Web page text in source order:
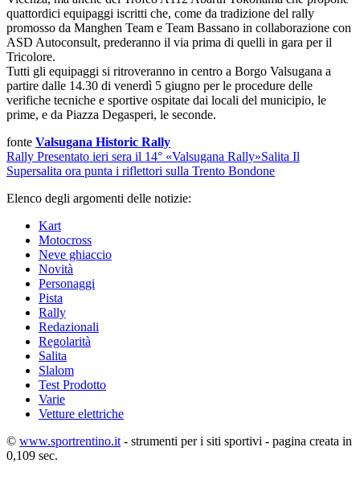
quattordici equipaggi iscritti che, come da tradizione del rally
promosso da Manghen Team e Team Bassano in collaborazione con
ASD Autoconsult, prederanno il via prima di quelli in gara per il
Tricolore.
Tutti gli equipaggi si ritroveranno in centro a Borgo Valsugana a
partire dalle 14.30 di venerdì 5 giugno per le procedure delle
verifiche tecniche e sportive ospitate dai locali del municipio, le
prime, e da Piazza Degasperi, le seconde.
fonte Valsugana Historic Rally
Rally Presentato ieri sera il 14° «Valsugana Rally»Salita Il
Supersalita ora punta i riflettori sulla Trento Bondone
Elenco degli argomenti delle notizie:
Kart
Motocross
Neve ghiaccio
Novità
Personaggi
Pista
Rally
Redazionali
Regolarità
Salita
Slalom
Test Prodotto
Varie
Vetture elettriche
© www.sportrentino.it - strumenti per i siti sportivi - pagina creata in
0,109 sec.